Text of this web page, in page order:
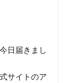
日届きまし
サイトのア